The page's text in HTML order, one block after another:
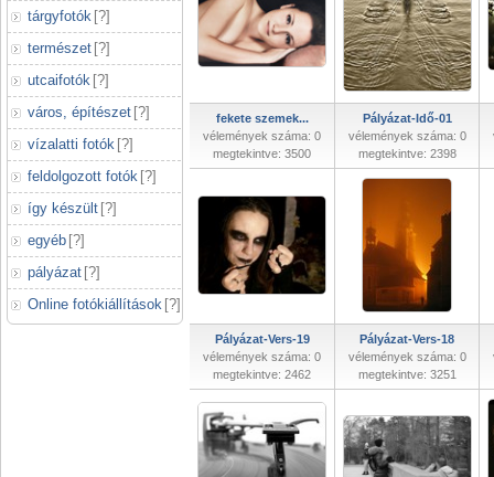
tárgyfotók [?]
természet [?]
utcaifotók [?]
város, építészet [?]
vízalatti fotók [?]
feldolgozott fotók [?]
így készült [?]
egyéb [?]
pályázat [?]
Online fotókiállítások [?]
fekete szemek...
vélemények száma: 0
megtekintve: 3500
Pályázat-Idő-01
vélemények száma: 0
megtekintve: 2398
Pályázat-Vers-19
vélemények száma: 0
megtekintve: 2462
Pályázat-Vers-18
vélemények száma: 0
megtekintve: 3251